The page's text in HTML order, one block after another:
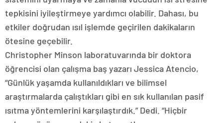
tepkisini iyileştirmeye yardımcı olabilir. Dahası, bu
etkiler doğrudan ısıl işlemde geçirilen dakikaların
ötesine geçebilir.
Christopher Minson laboratuvarında bir doktora
öğrencisi olan çalışma baş yazarı Jessica Atencio,
“Günlük yaşamda kullanıldıkları ve bilimsel
araştırmalarda çalıştıkları gibi en sık kullanılan pasif
ısıtma yöntemlerini karşılaştırdık.” Dedi. “Hiçbir